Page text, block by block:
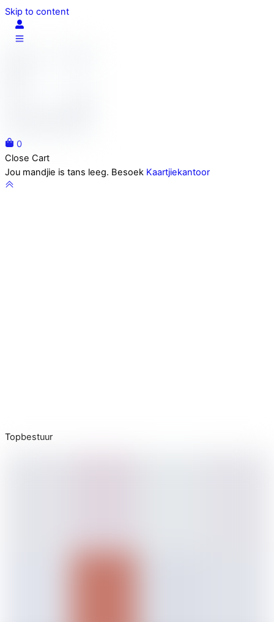
Skip to content
0
Close Cart
Jou mandjie is tans leeg. Besoek Kaartjiekantoor
Topbestuur